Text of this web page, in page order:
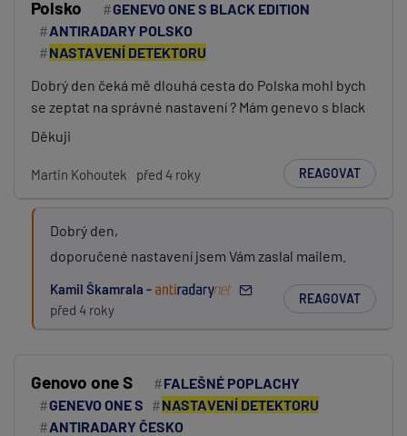
Polsko
GENEVO ONE S BLACK EDITION
ANTIRADARY POLSKO
NASTAVENÍ DETEKTORU
Dobrý den čeká mě dlouhá cesta do Polska mohl bych
se zeptat na správné nastavení ? Mám genevo s black
Děkuji
Martin Kohoutek před 4 roky REAGOVAT
Dobrý den,
doporučené nastavení jsem Vám zaslal mailem.
Kamil Škamrala -
před 4 roky
REAGOVAT
Genovo one S
FALEŠNÉ POPLACHY
GENEVO ONE S
NASTAVENÍ DETEKTORU
ANTIRADARY ČESKO